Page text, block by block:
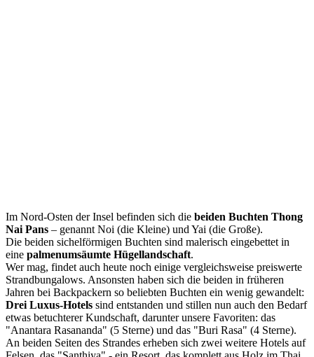
Im Nord-Osten der Insel befinden sich die beiden Buchten Thong
Nai Pans – genannt Noi (die Kleine) und Yai (die Große).
Die beiden sichelförmigen Buchten sind malerisch eingebettet in
eine palmenumsäumte Hügellandschaft.
Wer mag, findet auch heute noch einige vergleichsweise preiswerte
Strandbungalows. Ansonsten haben sich die beiden in früheren
Jahren bei Backpackern so beliebten Buchten ein wenig gewandelt:
Drei Luxus-Hotels sind entstanden und stillen nun auch den Bedarf
etwas betuchterer Kundschaft, darunter unsere Favoriten: das
"Anantara Rasananda" (5 Sterne) und das "Buri Rasa" (4 Sterne).
An beiden Seiten des Strandes erheben sich zwei weitere Hotels auf